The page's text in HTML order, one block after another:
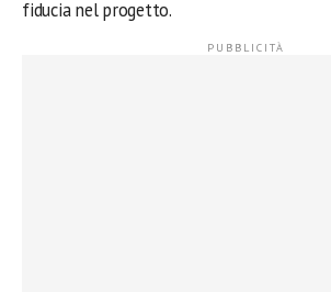
fiducia nel progetto.